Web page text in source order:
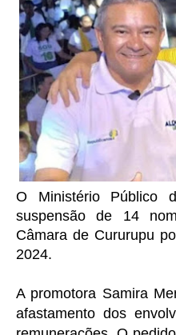
O Ministério Público
suspensão de 14
Câmara de Cururupu
2024.
A promotora Samira
afastamento dos